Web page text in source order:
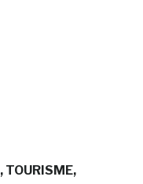
TOURISME